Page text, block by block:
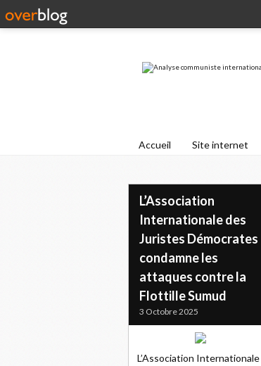
Accueil Site internet
L’Association
Internationale des
Juristes Démocrates
condamne les
attaques contre la
Flottille Sumud
3 Octobre 2025
L’Association Internationale